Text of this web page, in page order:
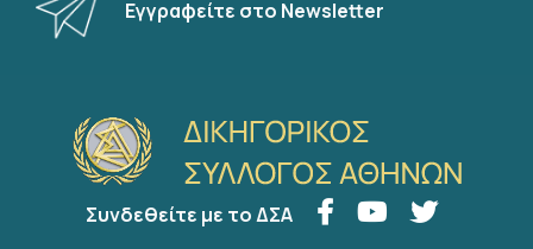
Εγγραφείτε στο Newsletter
Συνδεθείτε με το ΔΣΑ